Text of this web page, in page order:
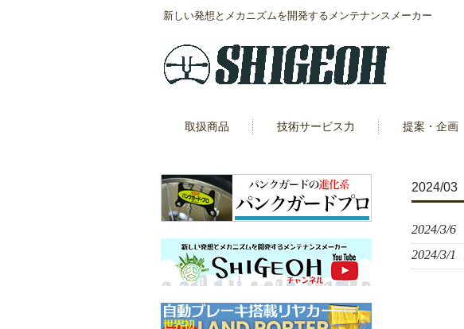
新しい発想とメカニズムを開発するメンテナンスメーカー
取扱商品 技術サービス力 提案・企画
2024/03
2024/3/6
2024/3/1